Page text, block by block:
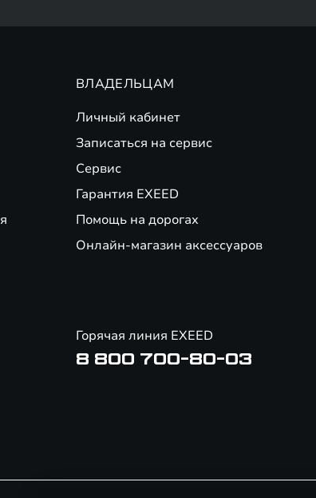
ВЛАДЕЛЬЦАМ
Личный кабинет
Записаться на сервис
Сервис
Гарантия EXEED
Помощь на дорогах
Онлайн-магазин аксессуаров
Горячая линия EXEED
8 800 700-80-03